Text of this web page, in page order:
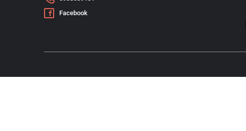
Facebook